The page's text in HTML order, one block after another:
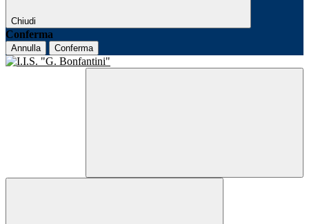
Chiudi
Conferma
Annulla Conferma